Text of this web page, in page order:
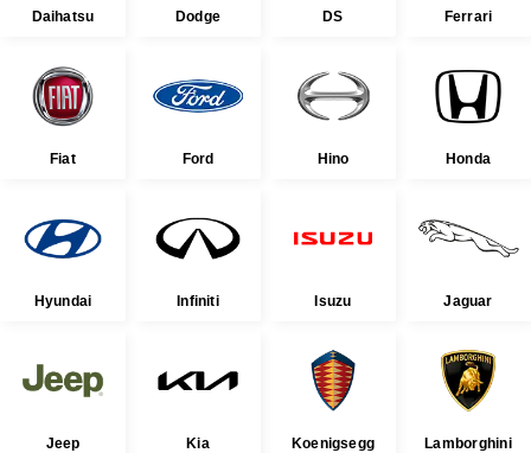
Daihatsu Dodge DS Ferrari
Fiat Ford Hino Honda
Hyundai Infiniti Isuzu Jaguar
Jeep Kia Koenigsegg Lamborghini